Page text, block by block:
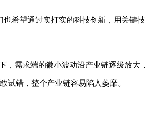
希望通过实打实的科技创新，用关键
需求端的微小波动沿产业链逐级放大
试错，整个产业链容易陷入萎靡。